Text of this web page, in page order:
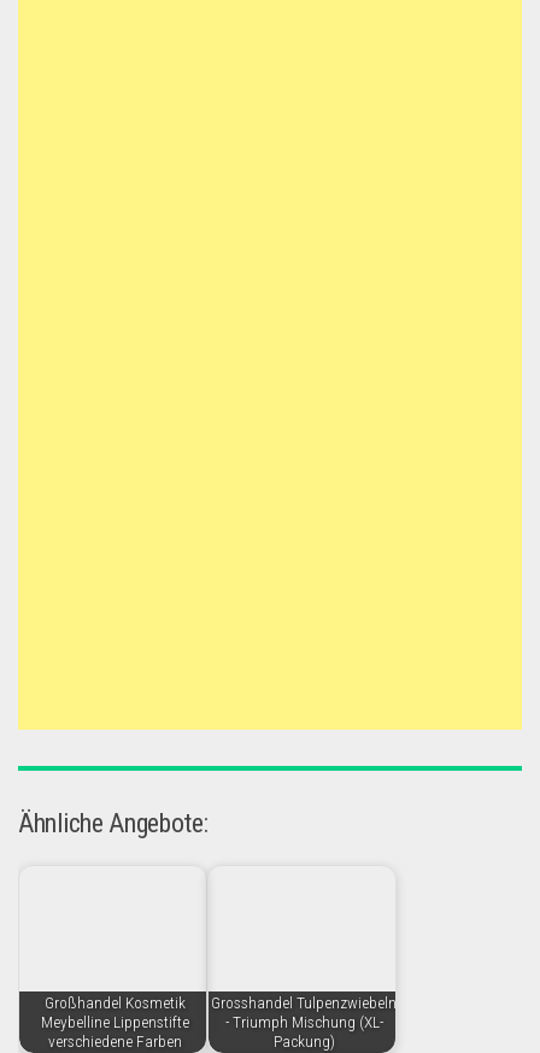
Ähnliche Angebote:
Großhandel Kosmetik
Meybelline Lippenstifte
verschiedene Farben
Grosshandel Tulpenzwiebeln
- Triumph Mischung (XL-
Packung)